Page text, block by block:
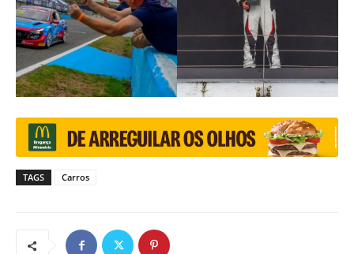
TAGS Carros